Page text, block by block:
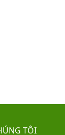
TÔI